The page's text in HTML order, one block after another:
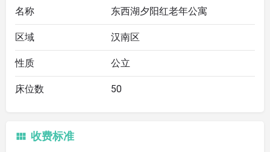
名称 东西湖夕阳红老年公寓
区域 汉南区
性质 公立
床位数 50
收费标准